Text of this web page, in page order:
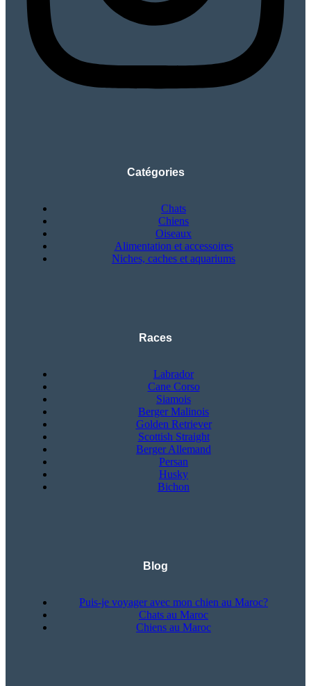
Catégories
Chats
Chiens
Oiseaux
Alimentation et accessoires
Niches, caches et aquariums
Races
Labrador
Cane Corso
Siamois
Berger Malinois
Golden Retriever
Scottish Straight
Berger Allemand
Persan
Husky
Bichon
Blog
Puis-je voyager avec mon chien au Maroc?
Chats au Maroc
Chiens au Maroc